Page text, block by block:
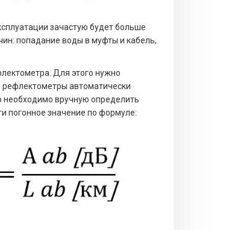
зачастую будет больше
попадание воды в муфты и кабель,
Для этого нужно
автоматически
необходимо вручную определить
погонное значение по формуле: